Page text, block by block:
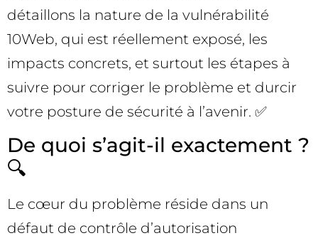
détaillons la nature de la vulnérabilité
10Web, qui est réellement exposé, les
impacts concrets, et surtout les étapes à
suivre pour corriger le problème et durcir
votre posture de sécurité à l’avenir. ✅
De quoi s’agit-il exactement ?
🔍
Le cœur du problème réside dans un
défaut de contrôle d’autorisation